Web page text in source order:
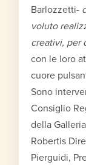
Barlozzetti-
voluto
creativi, per
con le loro
cuore
Sono
Consiglio
della
Robertis
Pierguidi,